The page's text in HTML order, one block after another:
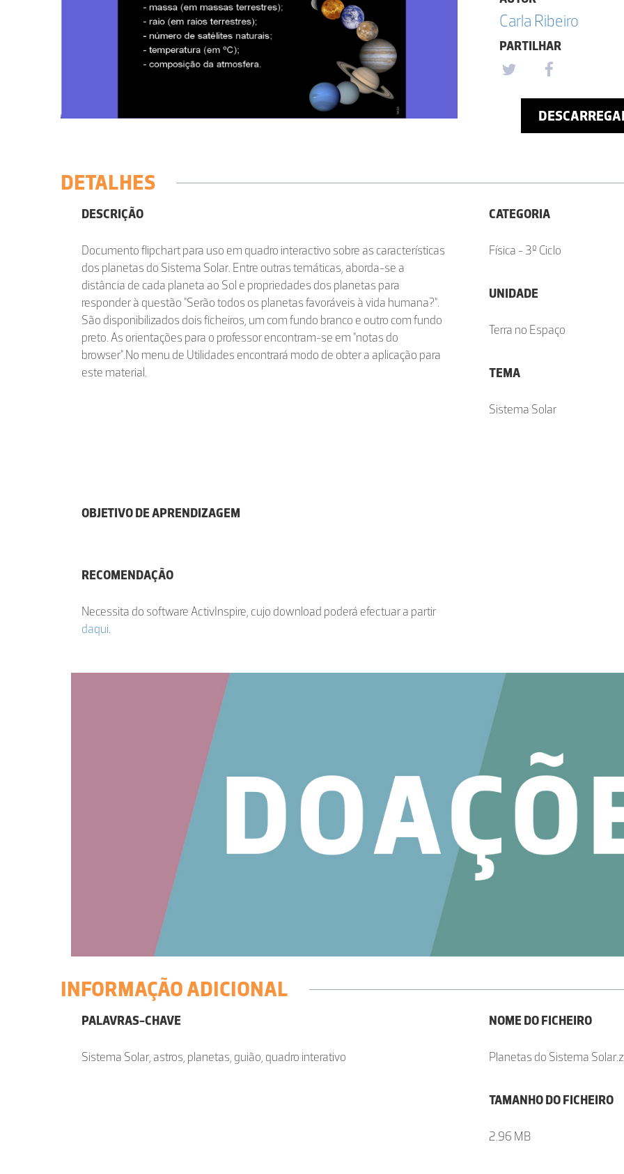
Carla Ribeiro
PARTILHAR
DETALHES
DESCRIÇÃO
Documento flipchart para uso em quadro interactivo sobre as características
dos planetas do Sistema Solar. Entre outras temáticas, aborda-se a
distância de cada planeta ao Sol e propriedades dos planetas para
responder à questão "Serão todos os planetas favoráveis à vida humana?".
São disponibilizados dois ficheiros, um com fundo branco e outro com fundo
preto. As orientações para o professor encontram-se em "notas do
browser".No menu de Utilidades encontrará modo de obter a aplicação para
este material.
OBJETIVO DE APRENDIZAGEM
RECOMENDAÇÃO
Necessita do software ActivInspire, cujo download poderá efectuar a partir
daqui.
CATEGORIA
Física - 3º Ciclo
UNIDADE
Terra no Espaço
TEMA
Sistema Solar
INFORMAÇÃO ADICIONAL
PALAVRAS-CHAVE
Sistema Solar, astros, planetas, guião, quadro interativo
NOME DO FICHEIRO
Planetas do Sistema
TAMANHO DO FICHEIRO
2.96 MB